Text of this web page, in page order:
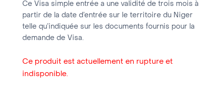
Ce Visa simple entrée a une validité de trois mois à
partir de la date d’entrée sur le territoire du Niger
telle qu’indiquée sur les documents fournis pour la
demande de Visa.
Ce produit est actuellement en rupture et
indisponible.